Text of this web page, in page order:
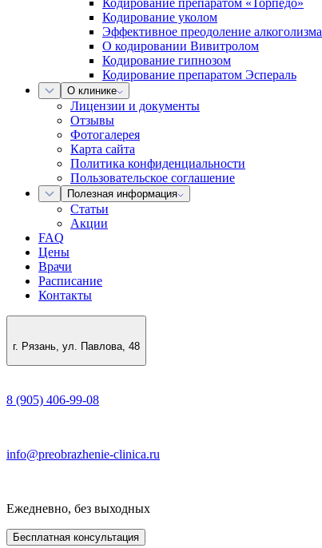
Кодирование препаратом «Торпедо»
Кодирование уколом
Эффективное преодоление алкоголизма
О кодировании Вивитролом
Кодирование гипнозом
Кодирование препаратом Эспераль
О клинике
Лицензии и документы
Отзывы
Фотогалерея
Карта сайта
Политика конфиденциальности
Пользовательское соглашение
Полезная информация
Статьи
Акции
FAQ
Цены
Врачи
Расписание
Контакты
г. Рязань, ул. Павлова, 48
8 (905) 406-99-08
info@preobrazhenie-clinica.ru
Ежедневно, без выходных
Бесплатная консультация